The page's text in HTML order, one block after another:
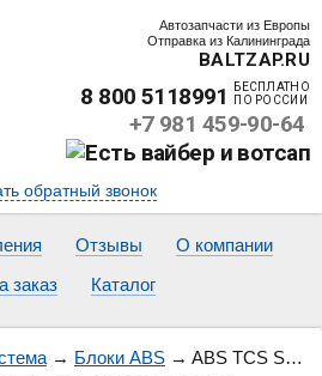
Автозапчасти из Европы
Отправка из Калининграда
BALTZAP.RU
8 800 5118991
БЕСПЛАТНО
ПО РОССИИ
+7 981 459-90-64
обратный звонок
Отзывы
О компании
заказ Каталог
→ Блоки ABS → ABS TCS SAAB 9-5 3.0 TID 5231204 0273004578